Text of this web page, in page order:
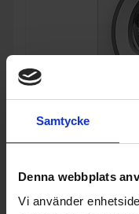
Samtycke
Denna webbplats
Vi använder
Bosch